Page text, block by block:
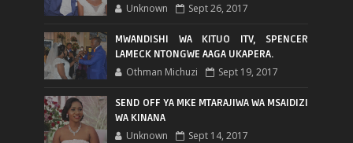
Unknown Sept 26, 2017
MWANDISHI WA KITUO ITV, SPENCER
LAMECK NTONGWE AAGA UKAPERA.
Othman Michuzi Sept 19, 2017
SEND OFF YA MKE MTARAJIWA WA MSAIDIZI
WA KINANA
Unknown Sept 14, 2017